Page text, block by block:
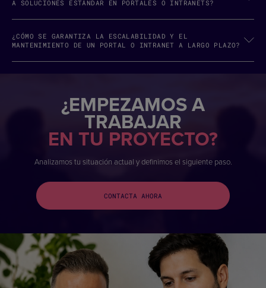
A SOLUCIONES ESTÁNDAR EN PORTALES O INTRANETS?
¿CÓMO SE GARANTIZA LA ESCALABILIDAD Y EL
MANTENIMIENTO DE UN PORTAL O INTRANET A LARGO PLAZO?
¿EMPEZAMOS A
TRABAJAR
EN TU PROYECTO?
Analizamos tu situación actual y definimos el siguiente paso.
CONTACTA AHORA